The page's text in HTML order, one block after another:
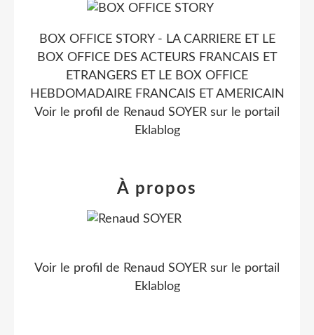
BOX OFFICE STORY - LA CARRIERE ET LE
BOX OFFICE DES ACTEURS FRANCAIS ET
ETRANGERS ET LE BOX OFFICE
HEBDOMADAIRE FRANCAIS ET AMERICAIN
Voir le profil de Renaud SOYER sur le portail
Eklablog
À propos
Voir le profil de Renaud SOYER sur le portail
Eklablog